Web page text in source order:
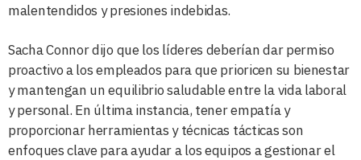
malentendidos y presiones indebidas.
Sacha Connor dijo que los líderes deberían dar permiso
proactivo a los empleados para que prioricen su bienestar
y mantengan un equilibrio saludable entre la vida laboral
y personal. En última instancia, tener empatía y
proporcionar herramientas y técnicas tácticas son
enfoques clave para ayudar a los equipos a gestionar el